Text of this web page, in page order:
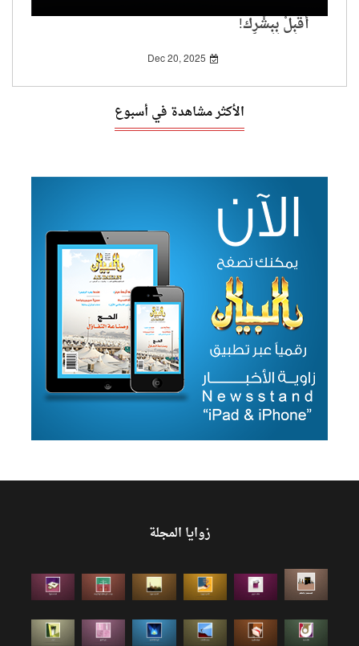
أَقْبِلْ بِبِشْرِك!
Dec 20, 2025
الأكثر مشاهدة في أسبوع
زوايا المجلة